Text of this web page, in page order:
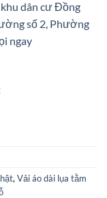
khu dân cư Đồng
số 2, Phường
ngay
, Vải áo dài lụa tằm